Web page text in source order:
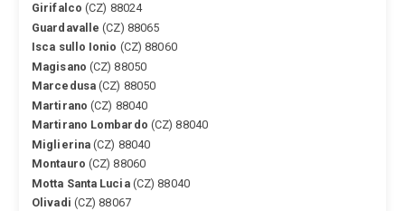
Girifalco (CZ) 88024
Guardavalle (CZ) 88065
Isca sullo Ionio (CZ) 88060
Magisano (CZ) 88050
Marcedusa(CZ) 88050
Martirano (CZ) 88040
Martirano Lombardo (CZ) 88040
Miglierina (CZ) 88040
Montauro (CZ) 88060
Motta Santa Lucia(CZ) 88040
Olivadi (CZ) 88067